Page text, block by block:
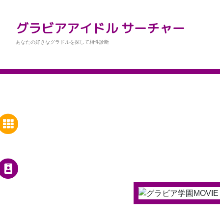
グラビアアイドル サーチャー
あなたの好きなグラドルを探して相性診断